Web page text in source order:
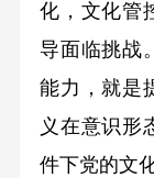
化，文化管
导面临挑战
能力，就是
义在意识形
件下党的文